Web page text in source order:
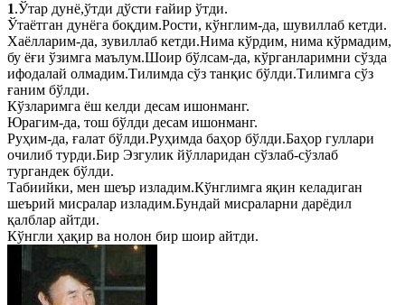
1.Ўтар дунё,ўтди дўсти ғайир ўтди.
Ўтаётган дунёга боқдим.Рости, кўнглим-да, шувиллаб кетди.
Хаёлларим-да, зувиллаб кетди.Нима кўрдим, нима кўрмадим,
бу ёғи ўзимга маълум.Шоир бўлсам-да, кўрганларимни сўзда
ифодалай олмадим.Тилимда сўз танқис бўлди.Тилимга сўз
ғаним бўлди.
Кўзларимга ёш келди десам ишонманг.
Юрагим-да, тош бўлди десам ишонманг.
Руҳим-да, ғалат бўлди.Руҳимда баҳор бўлди.Баҳор гуллари
очилиб турди.Бир Эзгулик йўлларидан сўзлаб-сўзлаб
тургандек бўлди.
Табиийки, мен шеър изладим.Кўнглимга яқин келадиган
шеърий мисралар изладим.Бундай мисраларни дарёдил
қалблар айтди.
Кўнгли ҳақир ва нолон бир шоир айтди.